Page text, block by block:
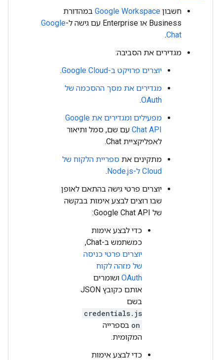
חשבון Google Workspace במהדורת
Business או Enterprise עם גישה ל-
Google
Chat
.
מגדירים את הסביבה:
יוצרים פרויקט ב-Google Cloud
.
מגדירים את מסך ההסכמה של
OAuth
.
מפעילים ומגדירים את Google
Chat API עם שם, סמל ותיאור
לאפליקציית Chat.
מתקינים את ספריית הלקוח של
Cloud ל-Node.js
.
יוצרים פרטי גישה בהתאם לאופן
שבו רוצים לבצע אימות בבקשה
של Google Chat API:
כדי לבצע אימות
כמשתמש ב-Chat,
יוצרים פרטי כניסה
של מזהה לקוח
OAuth ושומרים
אותם כקובץ JSON
בשם
credentials.js
on בספרייה
המקומית.
כדי לבצע אימות